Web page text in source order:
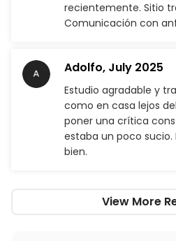
recientemente. Sitio
Comunicación con
Adolfo, July 2025
Estudio agradable y
como en casa lejos
poner una crítica
estaba un poco sucio.
bien.
View More